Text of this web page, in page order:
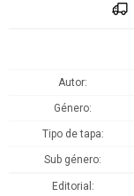
Autor
Género
Tipo de tapa
Sub género
Editorial